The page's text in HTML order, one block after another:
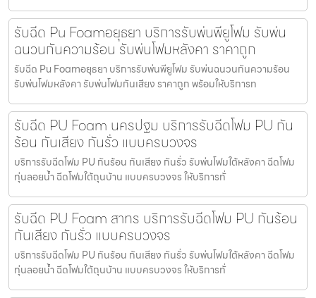
รับฉีด Pu Foamอยุธยา บริการรับพ่นพียูโฟม รับพ่น
ฉนวนกันความร้อน รับพ่นโฟมหลังคา ราคาถูก
รับฉีด Pu Foamอยุธยา บริการรับพ่นพียูโฟม รับพ่นฉนวนกันความร้อน
รับพ่นโฟมหลังคา รับพ่นโฟมกันเสียง ราคาถูก พร้อมให้บริการท
รับฉีด PU Foam นครปฐม บริการรับฉีดโฟม PU กัน
ร้อน กันเสียง กันรั่ว แบบครบวงจร
บริการรับฉีดโฟม PU กันร้อน กันเสียง กันรั่ว รับพ่นโฟมใต้หลังคา ฉีดโฟม
ทุ่นลอยน้ำ ฉีดโฟมใต้ถุนบ้าน แบบครบวงจร ให้บริการทั่
รับฉีด PU Foam สาทร บริการรับฉีดโฟม PU กันร้อน
กันเสียง กันรั่ว แบบครบวงจร
บริการรับฉีดโฟม PU กันร้อน กันเสียง กันรั่ว รับพ่นโฟมใต้หลังคา ฉีดโฟม
ทุ่นลอยน้ำ ฉีดโฟมใต้ถุนบ้าน แบบครบวงจร ให้บริการทั่